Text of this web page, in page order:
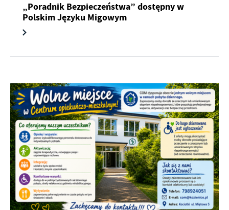
„Poradnik Bezpieczeństwa” dostępny w
Polskim Języku Migowym